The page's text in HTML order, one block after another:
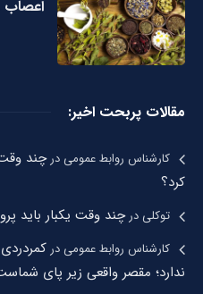
مقالات پربحت اخیر:
کارشناس روابط عمومیدرچند وقت
کرد؟
توکلیدرچند وقت یکبار باید
کارشناس روابط عمومیدر
ندارد؛ مقصر واقعی زیر پای